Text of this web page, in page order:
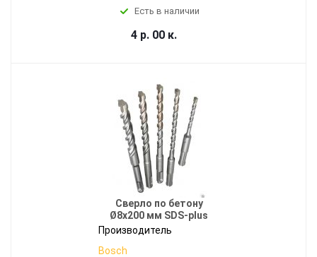
Есть в наличии
4 р. 00 к.
Сверло по бетону
Ø8x200 мм SDS-plus
Производитель
Bosch